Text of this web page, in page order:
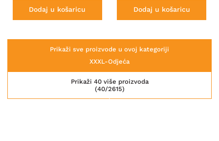
Dodaj u košaricu Dodaj u košaricu
Prikaži sve proizvode u ovoj kategoriji
XXXL-Odjeća
(40/2615)
Prikaži 40 više proizvoda